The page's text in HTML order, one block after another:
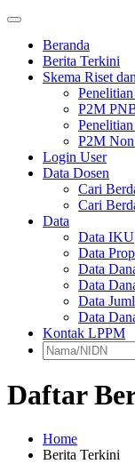
Beranda
Berita Terkini
Skema Riset
P2M
P2M
Login User
Data Dosen
Cari
Cari
Data
Data IKU
Data
Data
Data
Data
Data
Kontak LPPM
Daftar
Home
Berita Terkini